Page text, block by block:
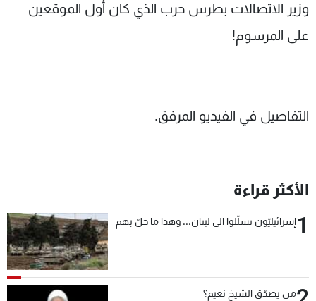
وزير الاتصالات بطرس حرب الذي كان أول الموقعين
على المرسوم!
التفاصيل في الفيديو المرفق.
الأكثر قراءة
1إسرائيليّون تسلّلوا الى لبنان... وهذا ما حلّ بهم
من يصدّق الشيخ نعيم؟